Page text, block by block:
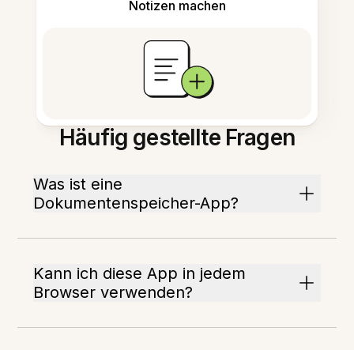
Notizen machen
Häufig gestellte Fragen
Was ist eine
Dokumentenspeicher-App?
Kann ich diese App in jedem
Browser verwenden?